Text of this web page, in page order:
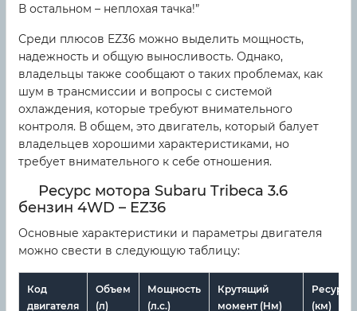
В остальном – неплохая тачка!”
Среди плюсов EZ36 можно выделить мощность,
надежность и общую выносливость. Однако,
владельцы также сообщают о таких проблемах, как
шум в трансмиссии и вопросы с системой
охлаждения, которые требуют внимательного
контроля. В общем, это двигатель, который балует
владельцев хорошими характеристиками, но
требует внимательного к себе отношения.
Ресурс мотора Subaru Tribeca 3.6
бензин 4WD – EZ36
Основные характеристики и параметры двигателя
можно свести в следующую таблицу:
Код
двигателя
Объем
(л)
Мощность
(л.с.)
Крутящий
момент (Нм)
Ресурс
(км)